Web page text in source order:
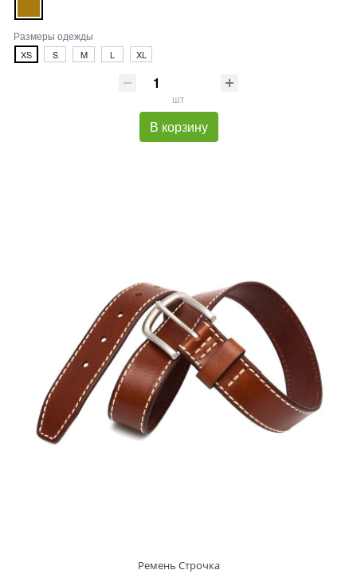
Размеры одежды
XS S M L XL
шт
В корзину
Ремень Строчка